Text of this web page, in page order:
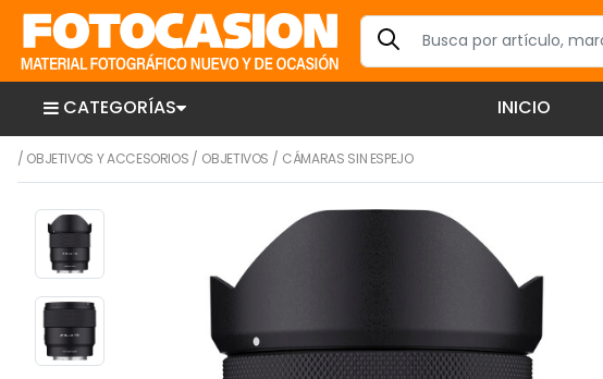
CATEGORÍAS INICIO
/ OBJETIVOS Y ACCESORIOS / OBJETIVOS / CÁMARAS SIN ESPEJO